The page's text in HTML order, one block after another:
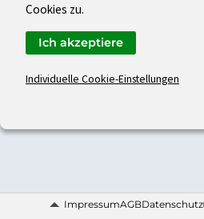
ImpressumAGBDatenschutz
Cookies zu.
Individuelle Cookie-Einstellungen
Ich akzeptiere